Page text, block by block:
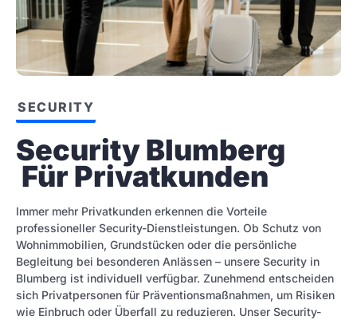
SECURITY
Security Blumberg
Für Privatkunden
Immer mehr Privatkunden erkennen die Vorteile
professioneller Security-Dienstleistungen. Ob Schutz von
Wohnimmobilien, Grundstücken oder die persönliche
Begleitung bei besonderen Anlässen – unsere Security in
Blumberg ist individuell verfügbar. Zunehmend entscheiden
sich Privatpersonen für Präventionsmaßnahmen, um Risiken
wie Einbruch oder Überfall zu reduzieren. Unser Security-